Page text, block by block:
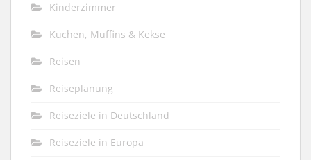
Kinderzimmer
Kuchen, Muffins & Kekse
Reisen
Reiseplanung
Reiseziele in Deutschland
Reiseziele in Europa